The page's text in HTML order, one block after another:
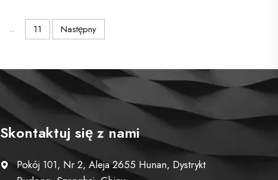
... 11 Następny
Skontaktuj się z nami
Pokój 101, Nr 2, Aleja 2655 Hunan, Dystrykt